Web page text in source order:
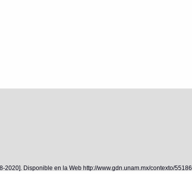
Disponible en la Web http://www.gdn.unam.mx/contexto/55186